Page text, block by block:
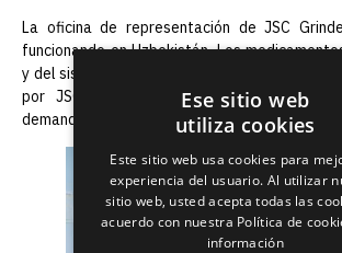
La oficina de representación de JSC
funcionando en Uzbekistán. Los
y del sistema nervioso central, así como las
por JSC Grindeks, son los productos
demandados en Uzbekistán.
Ese sitio web
utiliza cookies
Este sitio web usa cookies para
experiencia del usuario. Al utilizar
sitio web, usted acepta todas las
acuerdo con nuestra Política de
información